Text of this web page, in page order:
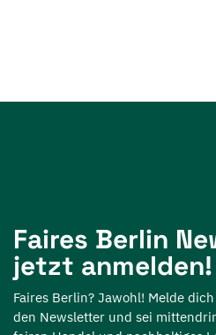
Faires Berlin
jetzt anmelden!
Faires Berlin? Jawohl! Melde
den Newsletter und sei